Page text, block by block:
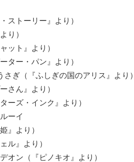
ストーリー』より）
り）
ット』より）
ター・パン』より）
ぎ（『ふしぎの国のアリス』より）
さん』より）
ーズ・インク』より）
ーイ
』より）
ル』より）
オン（『ピノキオ』より）